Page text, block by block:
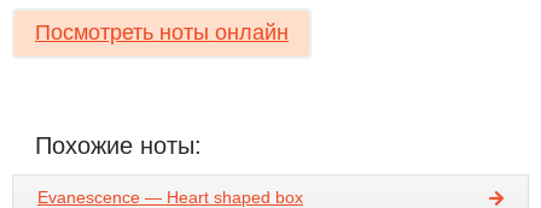
Посмотреть ноты онлайн
Похожие ноты:
Evanescence — Heart shaped box